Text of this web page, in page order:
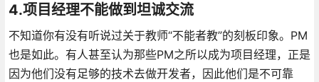
4.项目经理不能做到坦诚交流
不知道你有没有听说过关于教师“不能者教”的刻板印象。PM
也是如此。有人甚至认为那些PM之所以成为项目经理，正是
因为他们没有足够的技术去做开发者，因此他们是不可靠